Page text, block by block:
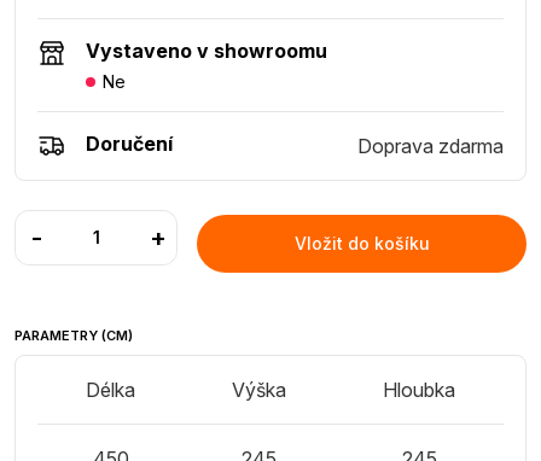
Vystaveno v showroomu
Ne
Doručení Doprava zdarma
- + Vložit do košíku
PARAMETRY (CM)
Délka Výška Hloubka